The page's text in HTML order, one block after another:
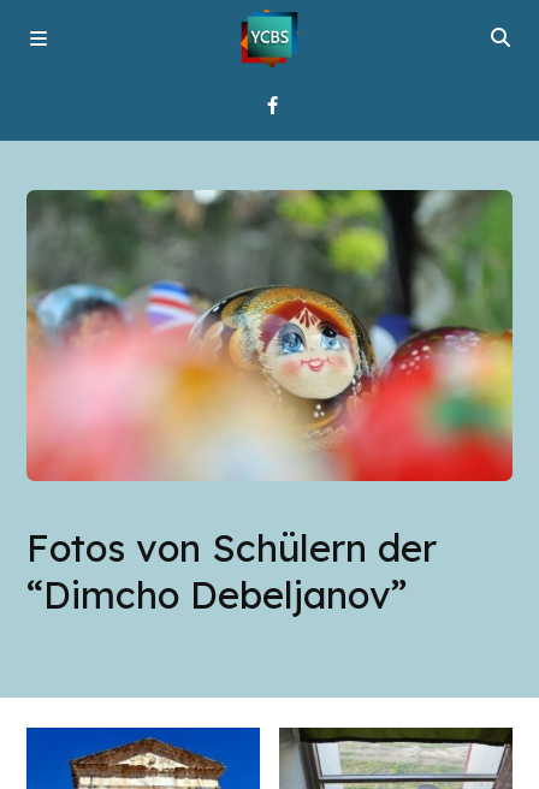
Über YCBS
Fotos von Schülern der
“Dimcho Debeljanov”